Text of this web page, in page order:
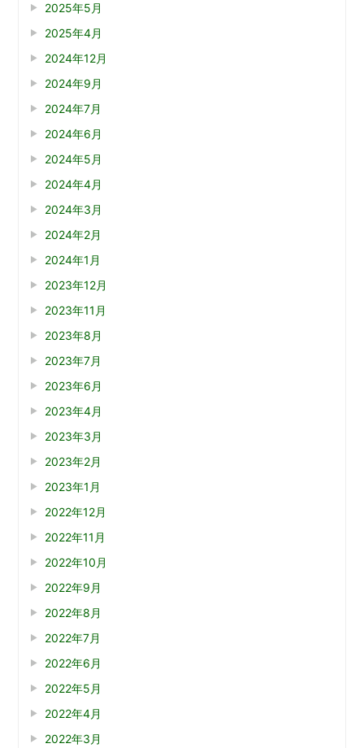
2025年5月
2025年4月
2024年12月
2024年9月
2024年7月
2024年6月
2024年5月
2024年4月
2024年3月
2024年2月
2024年1月
2023年12月
2023年11月
2023年8月
2023年7月
2023年6月
2023年4月
2023年3月
2023年2月
2023年1月
2022年12月
2022年11月
2022年10月
2022年9月
2022年8月
2022年7月
2022年6月
2022年5月
2022年4月
2022年3月